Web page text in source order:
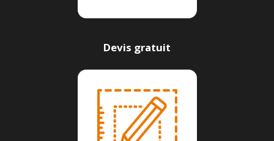
Devis gratuit